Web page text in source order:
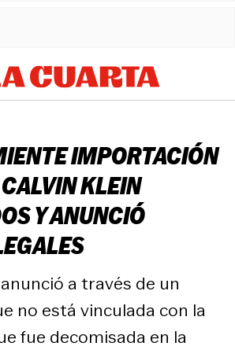
IMPORTACIÓN
KLEIN
Y ANUNCIÓ
a través de un
no está vinculada con la
fue decomisada en la